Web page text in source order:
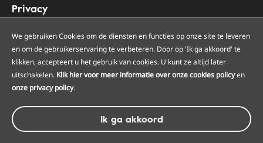
Privacy
Cookies
Toegankelijkheid
Sitemap
Onze Amplifon hoorcentra
Onze servicepunten
© Amplifon, 2026 - BTW BE0418975266
We gebruiken Cookies om de diensten en functies op onze site te leveren
en om de gebruikerservaring te verbeteren. Door op 'Ik ga akkoord' te
klikken, accepteert u het gebruik van cookies. U kunt ze altijd later
uitschakelen. Klik hier voor meer informatie over onze cookies policyen
onze privacy policy.
Ik ga akkoord